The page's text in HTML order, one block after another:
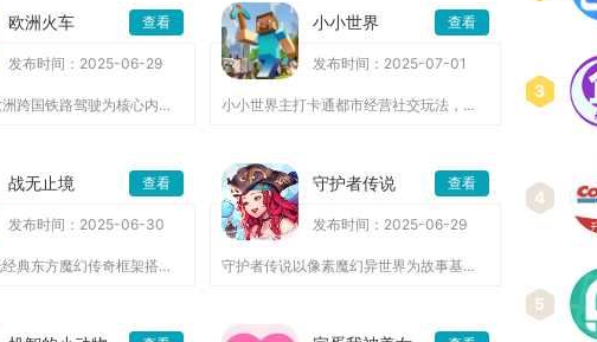
欧洲火车 查看
发布时间：2025-06-29
欧洲火车以欧洲跨国铁路驾驶为核心内容，玩家化身专业列车司机，...
小小世界 查看
发布时间：2025-07-01
小小世界主打卡通都市经营社交玩法，以多层楼宇建造为核心载体，...
战无止境 查看
发布时间：2025-06-30
战无止境依托经典东方魔幻传奇框架搭建手游内容，主打挂机打怪、...
守护者传说 查看
发布时间：2025-06-29
守护者传说以像素魔幻异世界为故事基底，玩家化身坎特伯雷王国骑...
3
4
5